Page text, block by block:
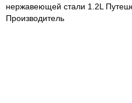
нержавеющей стали 1.2L
Производитель